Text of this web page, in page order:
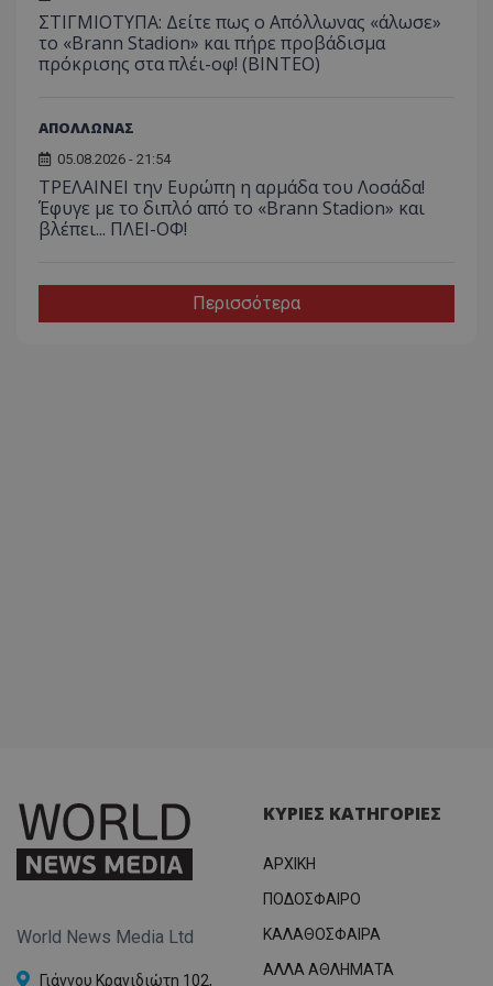
ΣΤΙΓΜΙΟΤΥΠΑ: Δείτε πως ο Απόλλωνας «άλωσε»
το «Brann Stadion» και πήρε προβάδισμα
πρόκρισης στα πλέι-οφ! (ΒΙΝΤΕΟ)
ΑΠΟΛΛΩΝΑΣ
05.08.2026 - 21:54
ΤΡΕΛΑΙΝΕΙ την Ευρώπη η αρμάδα του Λοσάδα!
Έφυγε με το διπλό από το «Brann Stadion» και
βλέπει... ΠΛΕΙ-ΟΦ!
Περισσότερα
World News Media Ltd
Γιάννου Κρανιδιώτη 102,
ΚΥΡΙΕΣ ΚΑΤΗΓΟΡΙΕΣ
ΑΡΧΙΚΗ
ΠΟΔΟΣΦΑΙΡΟ
ΚΑΛΑΘΟΣΦΑΙΡΑ
ΑΛΛΑ ΑΘΛΗΜΑΤΑ